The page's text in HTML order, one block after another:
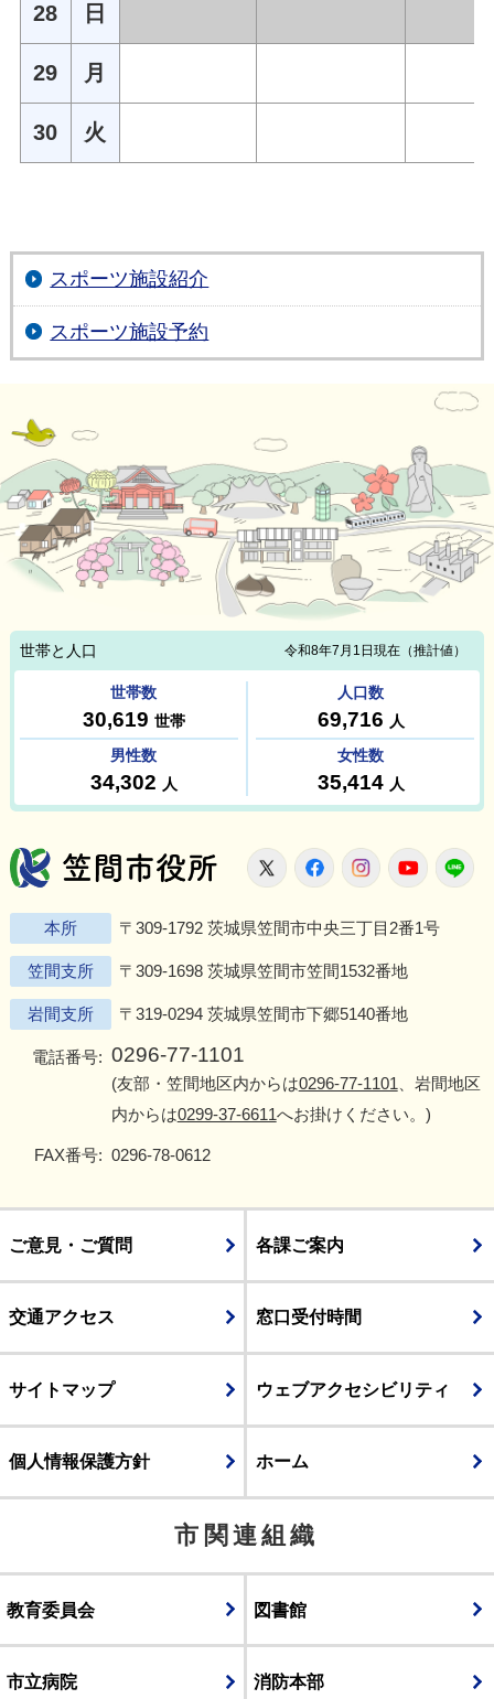
28 日
29 月
30 火
スポーツ施設紹介
スポーツ施設予約
笠間市役所
X FacebookInstagram
本所 〒309-1792 茨城県笠間市中央三丁目2番1号
笠間支所 〒309-1698 茨城県笠間市笠間1532番地
岩間支所 〒319-0294 茨城県笠間市下郷5140番地
電話番号: 0296-77-1101
(友部・笠間地区内からは0296-77-1101 、岩間地区
内からは0299-37-6611へお掛けください。)
FAX番号: 0296-78-0612
ご意見・ご質問 各課ご案内
交通アクセス 窓口受付時間
サイトマップ ウェブアクセシビリティ
個人情報保護方針 ホーム
市関連組織
教育委員会 図書館
市立病院 消防本部